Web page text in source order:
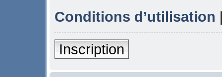
Conditions d’utilisation
Inscription